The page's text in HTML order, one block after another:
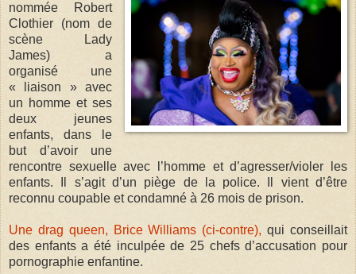
nommée Robert
Clothier (nom de
scène Lady
James) a
organisé une
« liaison » avec
un homme et ses
deux jeunes
enfants, dans le
but d’avoir une
rencontre sexuelle avec l’homme et d’agresser/violer les
enfants. Il s’agit d’un piège de la police. Il vient d’être
reconnu coupable et condamné à 26 mois de prison.
Une drag queen, Brice Williams (ci-contre), qui conseillait
des enfants a été inculpée de 25 chefs d’accusation pour
pornographie enfantine.